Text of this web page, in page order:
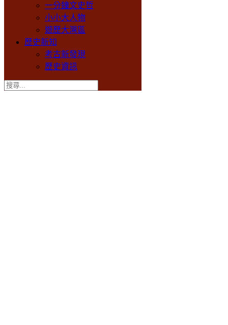
一分鐘文史哲
小小大人物
遊歷大灣區
歷史新知
考古新發現
歷史資訊